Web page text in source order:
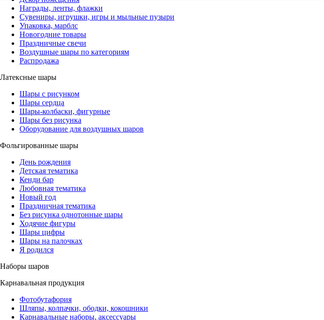
Награды, ленты, флажки
Сувениры, игрушки, игры и мыльные пузыри
Упаковка, марблс
Новогодние товары
Праздничные свечи
Воздушные шары по категориям
Распродажа
Латексные шары
Шары с рисунком
Шары сердца
Шары-колбаски, фигурные
Шары без рисунка
Оборудование для воздушных шаров
Фольгированные шары
День рождения
Детская тематика
Кенди бар
Любовная тематика
Новый год
Праздничная тематика
Без рисунка однотонные шары
Ходячие фигуры
Шары цифры
Шары на палочках
Я родился
Наборы шаров
Карнавальная продукция
Фотобутафория
Шляпы, колпачки, ободки, кокошники
Карнавальные наборы, аксессуары